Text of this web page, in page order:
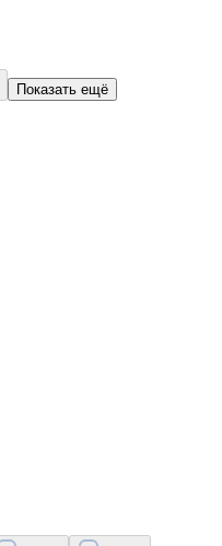
Показать ещё